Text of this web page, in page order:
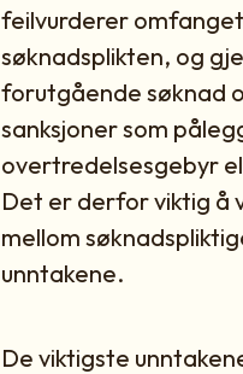
feilvurderer
søknadsplikten, og
forutgående søknad
sanksjoner som
overtredelsesgebyr
Det er derfor viktig å
mellom
unntakene.
De viktigste